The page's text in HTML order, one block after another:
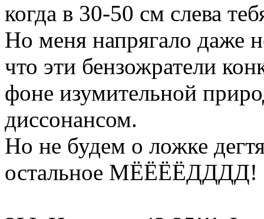
когда в 30-50 см слева
Но меня напрягало даже
что эти бензожратели
фоне изумительной
диссонансом.
Но не будем о ложке
остальное МЁЁЁЁДДДД!